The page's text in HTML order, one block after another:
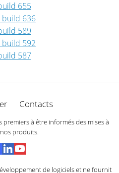
655
build 636
589
build 592
587
Contacts
à être informés des mises à
produits.
de logiciels et ne fournit